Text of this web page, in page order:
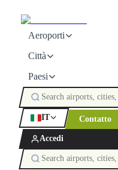
Aeroporti
Città
Paesi
IT Contatto
Accedi